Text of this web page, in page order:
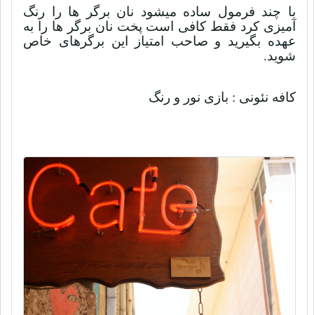
با چند فرمول ساده میشود نان برگر ها را رنگ
آمیزی کرد فقط کافی است پخت نان برگر ها را به
عهده بگیرید و صاحب امتیاز این برگرهای خاص
شوید.
کافه نئونی : بازی نور و رنگ